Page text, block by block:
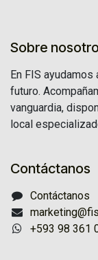
Sobre
En FIS
futuro.
vanguardia,
local
Contáctanos
Contáctanos
+593 98 361